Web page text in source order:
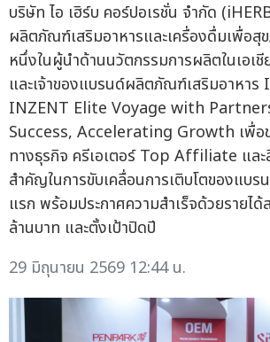
บริษัท ไอ เฮิร์บ คอร์ปอเรชั่น จำกัด
ผลิตภัณฑ์เสริมอาหารและเครื่องดื่มเพื่อสุ
หนึ่งในผู้นำด้านนวัตกรรมการผลิตในเอเชี
และเจ้าของแบรนด์ผลิตภัณฑ์เสริมอาหาร
INZENT Elite Voyage with
Success, Accelerating Growth เพื่
ทางธุรกิจ ครีเอเตอร์ Top Affiliate แล
สำคัญในการขับเคลื่อนการเติบโตของแบ
แรก พร้อมประกาศความสำเร็จด้วยรายไ
ล้านบาท และตั้งเป้าปิดปี
29 มิถุนายน 2569 12:44 น.